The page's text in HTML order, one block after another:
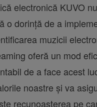
electronică KUVO
o dorință de a
muzicii
oferă un mod
de a face acest
noastre și va
recunoașterea pe